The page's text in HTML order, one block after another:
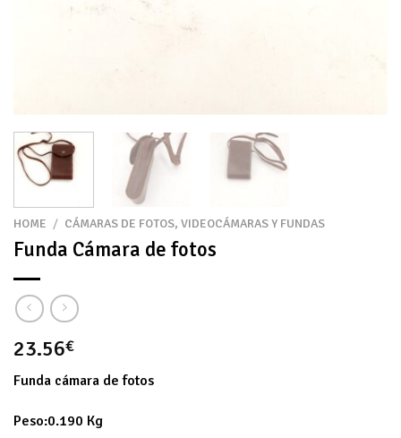
HOME / CÁMARAS DE FOTOS, VIDEOCÁMARAS Y FUNDAS
Funda Cámara de fotos
23.56€
Funda cámara de fotos
Peso:0.190 Kg